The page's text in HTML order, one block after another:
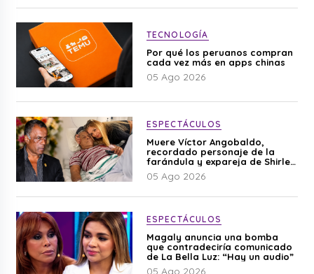
TECNOLOGÍA
Por qué los peruanos compran
cada vez más en apps chinas
05 Ago 2026
ESPECTÁCULOS
Muere Víctor Angobaldo,
recordado personaje de la
farándula y expareja de Shirley
Cherres
05 Ago 2026
ESPECTÁCULOS
Magaly anuncia una bomba
que contradeciría comunicado
de La Bella Luz: “Hay un audio”
05 Ago 2026